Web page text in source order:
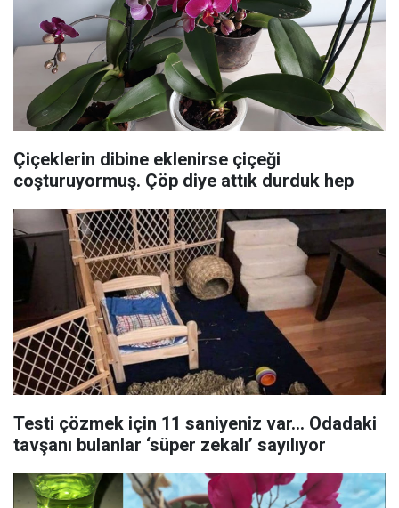
Çiçeklerin dibine eklenirse çiçeği
coşturuyormuş. Çöp diye attık durduk hep
Testi çözmek için 11 saniyeniz var… Odadaki
tavşanı bulanlar ‘süper zekalı’ sayılıyor